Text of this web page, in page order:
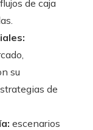
de caja
su
de
escenarios